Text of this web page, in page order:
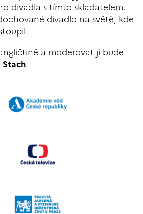
divadla s tímto skladatelem.
divadlo na světě, kde
a moderovat ji bude
.